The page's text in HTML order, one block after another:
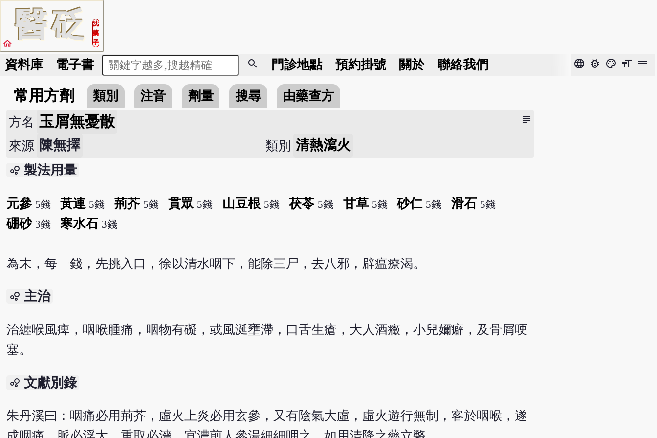
醫砭
沈
藥
子
home
資料庫 電子書 search 門診地點 預約掛號 關於 聯絡我們 language bug_report color_lens format_size menu
常用方劑 類別 注音 劑量 搜尋 由藥查方
subject
方名 玉屑無憂散
來源 陳無擇 類別 清熱瀉火
bubble_chart 製法用量
元參 5錢 黃連 5錢 荊芥 5錢 貫眾 5錢 山豆根 5錢 茯苓 5錢 甘草 5錢 砂仁 5錢 滑石 5錢
硼砂 3錢 寒水石 3錢
為末，每一錢，先挑入口，徐以清水咽下，能除三尸，去八邪，辟瘟療渴。
bubble_chart 主治
治纏喉風痺，咽喉腫痛，咽物有礙，或風涎壅滯，口舌生瘡，大人酒癥，小兒嬭癖，及骨屑哽
塞。
bubble_chart 文獻別錄
朱丹溪曰：咽痛必用荊芥，虛火上炎必用玄參，又有陰氣大虛，虛火遊行無制，客於咽喉，遂